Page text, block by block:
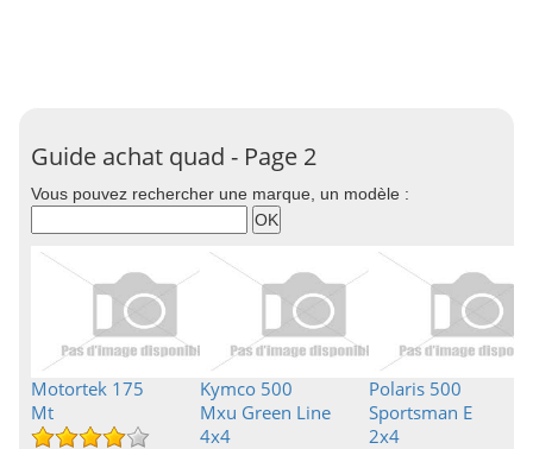
Guide achat quad - Page 2
Vous pouvez rechercher une marque, un modèle :
Motortek 175
Mt
Kymco 500
Mxu Green Line
4x4
Polaris 500
Sportsman E
2x4